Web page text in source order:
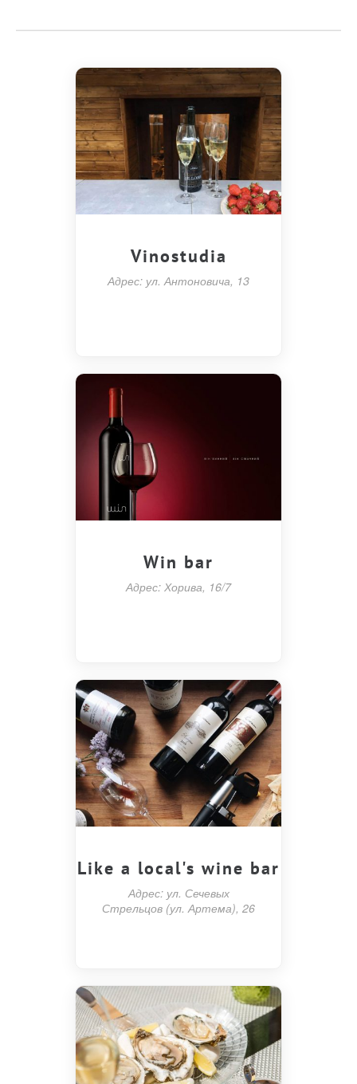
Vinostudia
Адрес: ул. Антоновича, 13
Win bar
Адрес: Хорива, 16/7
Like a local's wine bar
Адрес: ул. Сечевых
Стрельцов (ул. Артема), 26